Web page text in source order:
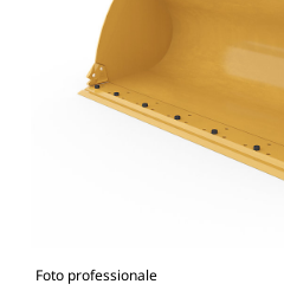
Foto professionale